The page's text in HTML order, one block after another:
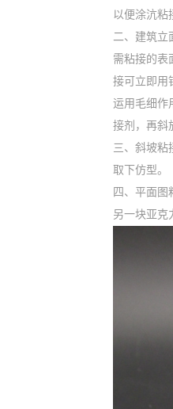
以便涂沆粘
二、建筑立
需粘接的表
接可立即用
运用毛细作
接剂，再斜
三、斜坡粘
取下仿型。
四、平面图
另一块亚克